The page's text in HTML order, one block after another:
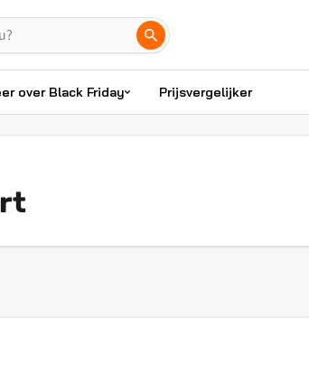
over Black Friday Prijsvergelijker